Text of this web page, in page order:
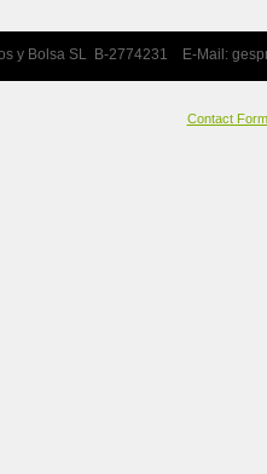
y Bolsa SL B-2774231 E-Mail:
Contact Form